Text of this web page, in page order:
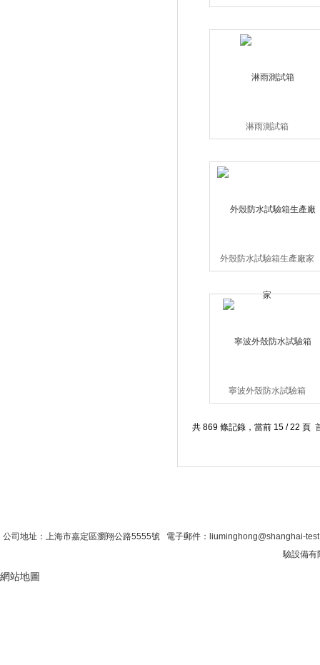
淋雨測試箱
外殼防水試驗箱生產廠家
寧波外殼防水試驗箱
共 869 條記錄，當前 15 / 22 頁
公司地址：上海市嘉定區瀏翔公路5555號 電子郵件：liuminghong@shanghai-
驗設備有
網站地圖